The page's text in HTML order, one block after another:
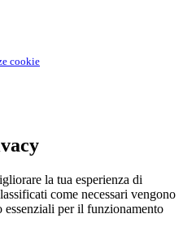
cookie
la tua esperienza di
come necessari vengono
per il funzionamento